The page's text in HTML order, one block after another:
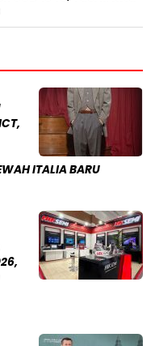
ITALIA BARU